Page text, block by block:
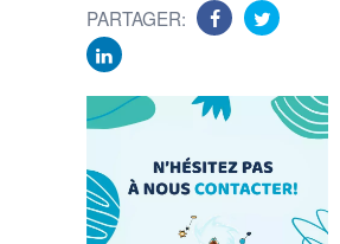
PARTAGER: